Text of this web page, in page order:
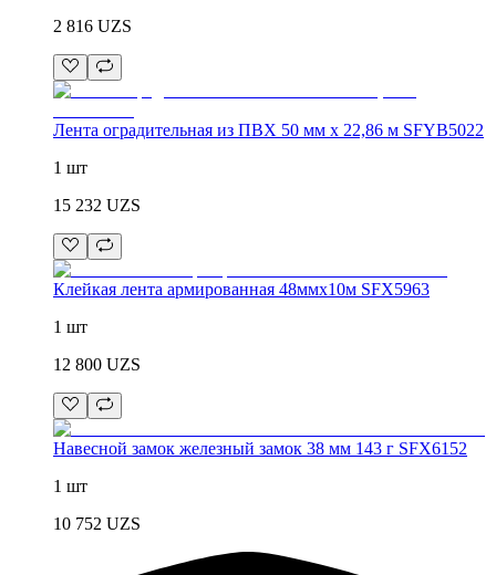
2 816 UZS
Лента оградительная из ПВХ 50 мм x 22,86 м SFYB5022
1 шт
15 232 UZS
Клейкая лента армированная 48ммx10м SFX5963
1 шт
12 800 UZS
Навесной замок железный замок 38 мм 143 г SFX6152
1 шт
10 752 UZS